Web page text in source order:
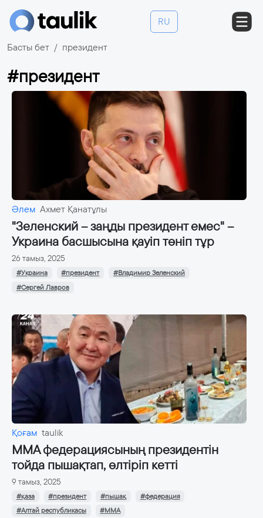
RU
Басты бет президент
#президент
Әлем Ахмет Қанатұлы
"Зеленский – заңды президент емес" –
Украина басшысына қауіп төніп тұр
26 тамыз, 2025
#Украина #президент
#Владимир Зеленский
#Сергей Лавров
Қоғам taulik
ММА федерациясының президентін
тойда пышақтап, өлтіріп кетті
9 тамыз, 2025
#қаза #президент #пышақ
#федерация
#Алтай республикасы
#ММА